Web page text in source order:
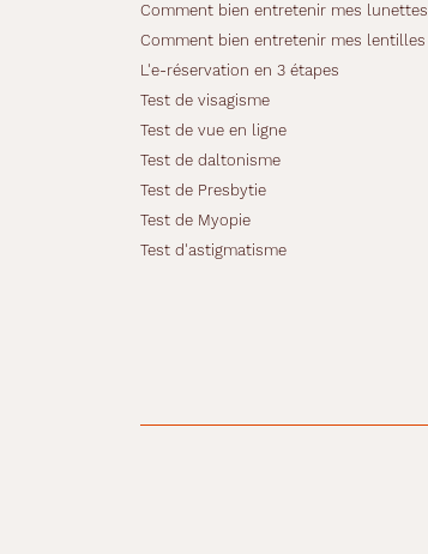
n
a
t
i
d
e
f
o
m
n
Comment bien entretenir mes lunettes
Comment bien entretenir mes lentilles
L'e-réservation en 3 étapes
Test de visagisme
Test de vue en ligne
Test de daltonisme
Test de Presbytie
Test de Myopie
Test d'astigmatisme